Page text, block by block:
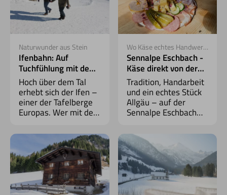
Naturwunder aus Stein
Ifenbahn: Auf
Tuchfühlung mit dem
Gottesackerplateau
Hoch über dem Tal
erhebt sich der Ifen –
einer der Tafelberge
Europas. Wer mit der
hinaufgleitet, taucht
in eine Welt aus
Steinen, Stille &
spektakulärer Natur.
Wo Käse echtes Handwerk
ist
Sennalpe Eschbach -
Käse direkt von der
Alpe
Tradition, Handarbeit
und ein echtes Stück
Allgäu – auf der
Sennalpe Eschbach
echten Erlebnis, und
jeder Käse zur
Herzenssache.